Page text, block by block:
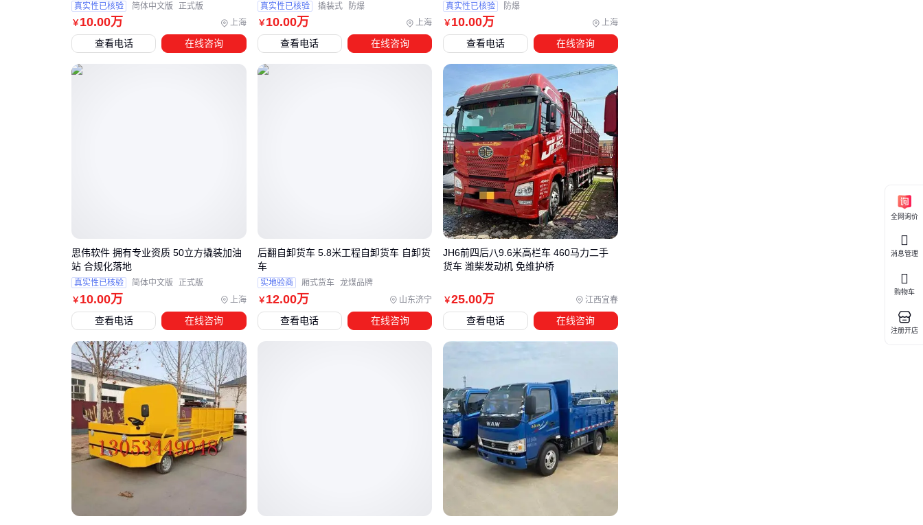
简配版座椅在长途驾驶中容易导致疲劳，间接影响安全性
密封性差的驾驶室会增加空调负荷，长期来看并不省钱
更重要——这类车型通常能避开部分限行区域，提升日均配送
三、轻型还是重型？运距决定你的货车选型
在考虑东风乘龙H5这类中型货车时，许多采购者容易陷入载重
吨位的单一比较。实际上，运输距离对车辆经济性的影响往往
轻型货车
或高栏自卸车更灵活，空
载返程时油耗优势明显
300-800公里区域物流：中型货车的综合维护成本和道路适应
性更平衡
跨境或矿山运输：重型货车
的耐久性和故障率优势会覆盖
更高的采购成本
卸货能力。这种场景化差异会导致同价位车型的实际使用成本
当运输任务需要兼顾人员接送和设备携带时，皮卡车
的多功
能性可能比传统货车更经济。特别是工程抢险、巡逻等特殊场
景，改装便利性和通过性会成为关键考量。
装卸快却要额外采购固定装置。这些隐
￥ 10.00万 上海
真实性已核验 简体中文版 正式版
查看电话 在线咨询
￥ 10.00万 上海
真实性已核验 撬装式 防爆
查看电话 在线咨询
￥ 10.00万 上海
真实性已核验 防爆
查看电话 在线咨询
￥ 10.00万 上海
思伟软件 拥有专业资质 50立方撬装加油
站 合规化落地
真实性已核验 简体中文版 正式版
查看电话 在线咨询
￥ 12.00万 山东济宁
后翻自卸货车 5.8米工程自卸货车 自卸货
车
实地验商 厢式货车 龙煤品牌
查看电话 在线咨询
￥25.00万 江西宜春
JH6前四后八9.6米高栏车 460马力二手
货车 潍柴发动机 免维护桥
查看电话 在线咨询
全网询价
消息管理
购物车
注册开店